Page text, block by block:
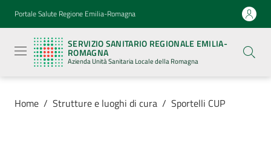
Vai al contenuto
Vai alla navigazione
Vai al footer
Portale Salute Regione Emilia-Romagna
SERVIZIO SANITARIO REGIONALE EMILIA-
ROMAGNA
Azienda Unità Sanitaria Locale della Romagna
Sanitario
Regionale
Emilia-
Romagna
Azienda
Sanitaria
Locale della
Home / Strutture e luoghi di cura / Sportelli CUP